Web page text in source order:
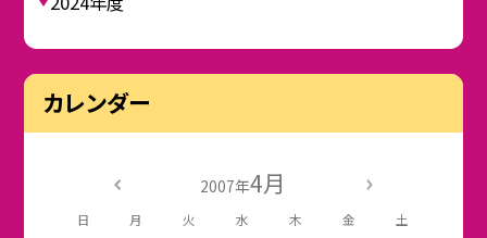
カレンダー
2007年4月
日 月 火 水 木 金 土